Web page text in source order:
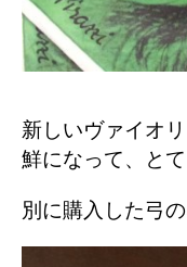
新しいヴァイオ
鮮になって、と
別に購入した弓